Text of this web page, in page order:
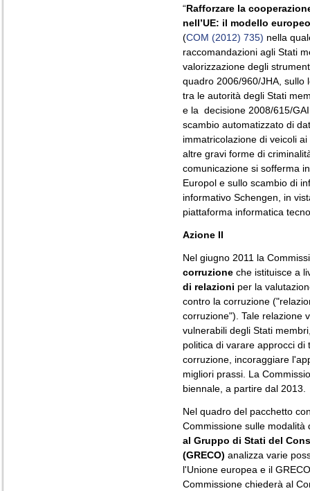
“Rafforzare la
nell’UE: il modello
(COM (2012) 735) nella
raccomandazioni agli Stati
valorizzazione degli
quadro 2006/960/JHA, sullo
tra le autorità degli Stati
e la decisione 2008/615/
scambio automatizzato di
immatricolazione di veicoli
altre gravi forme di
comunicazione si sofferma
Europol e sullo scambio di
informativo Schengen, in
piattaforma informatica
Azione II
Nel giugno 2011 la
corruzione che istituisce a
di relazioni per la
contro la corruzione
corruzione"). Tale relazione
vulnerabili degli Stati
politica di varare approcci
corruzione, incoraggiare
migliori prassi. La
biennale, a partire dal 2013.
Nel quadro del pacchetto
Commissione sulle modalità
al Gruppo di Stati del
(GRECO) analizza varie
l'Unione europea e il
Commissione chiederà al